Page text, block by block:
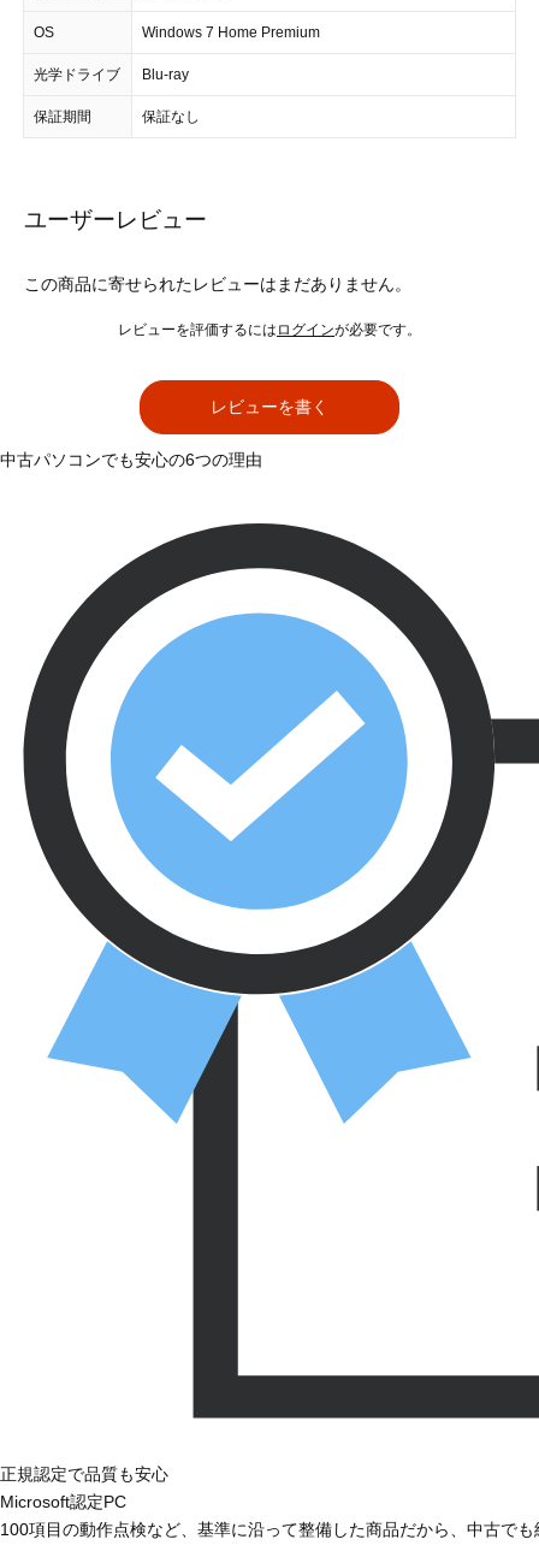
OS Windows 7 Home Premium
光学ドライブ Blu-ray
保証期間 保証なし
ユーザーレビュー
この商品に寄せられたレビューはまだありません。
レビューを評価するには ログインが必要です。
レビューを書く
中古パソコンでも安心の6つの理由
正規認定で品質も安心
Microsoft認定PC
100項目の動作点検など、基準に沿って整備した商品だから、中古で